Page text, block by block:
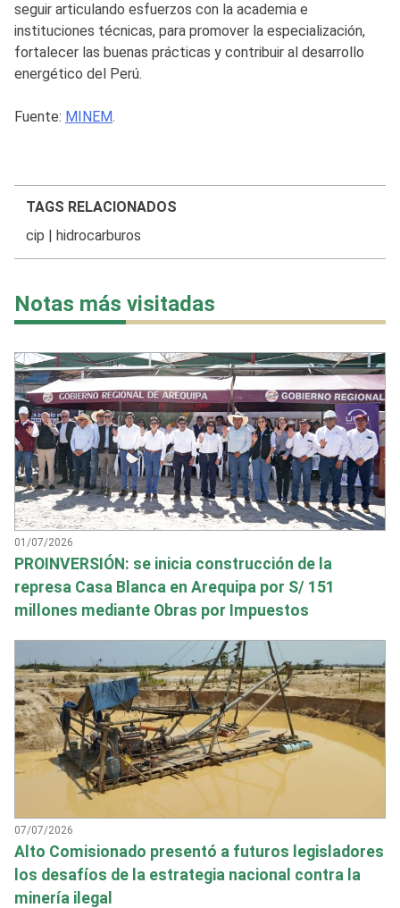
seguir articulando esfuerzos con la academia e
instituciones técnicas, para promover la especialización,
fortalecer las buenas prácticas y contribuir al desarrollo
energético del Perú.
Fuente: MINEM.
TAGS RELACIONADOS
cip
hidrocarburos
Notas más visitadas
01/07/2026
PROINVERSIÓN: se inicia construcción de la
represa Casa Blanca en Arequipa por S/ 151
millones mediante Obras por Impuestos
07/07/2026
Alto Comisionado presentó a futuros legisladores
los desafíos de la estrategia nacional contra la
minería ilegal